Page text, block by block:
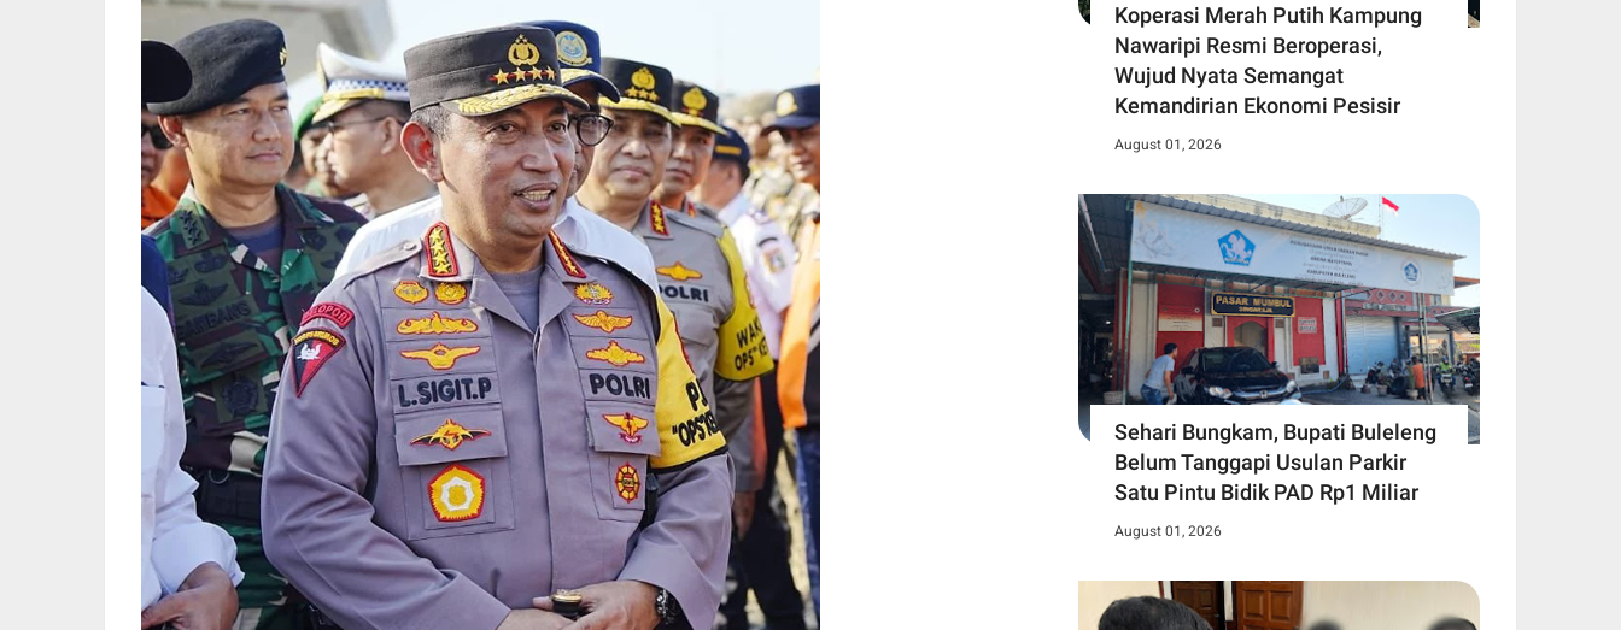
Koperasi Merah Putih Kampung
Nawaripi Resmi Beroperasi,
Wujud Nyata Semangat
Kemandirian Ekonomi Pesisir
August 01, 2026
Sehari Bungkam, Bupati Buleleng
Belum Tanggapi Usulan Parkir
Satu Pintu Bidik PAD Rp1 Miliar
August 01, 2026